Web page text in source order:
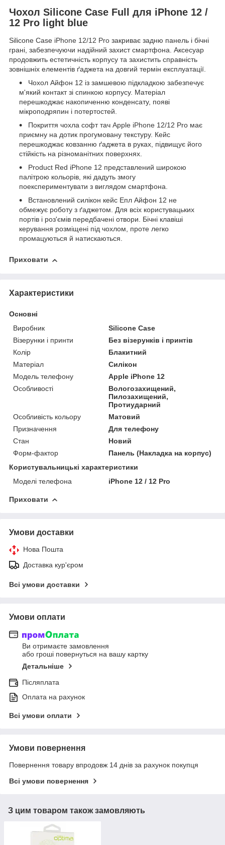
Чохол Silicone Case Full для iPhone 12 /
12 Pro light blue
Silicone Case iPhone 12/12 Pro закриває задню панель і бічні
грані, забезпечуючи надійний захист смартфона. Аксесуар
продовжить естетичність корпусу та захистить справність
зовнішніх елементів ґаджета на довгий термін експлуатації.
Чохол Айфон 12 із замшевою підкладкою забезпечує
м'який контакт зі спинкою корпусу. Матеріал
перешкоджає накопиченню конденсату, появі
мікроподряпин і потертостей.
Покриття чохла софт тач Apple iPhone 12/12 Pro має
приємну на дотик прогумовану текстуру. Кейс
перешкоджає ковзанню ґаджета в руках, підвищує його
стійкість на різноманітних поверхнях.
Product Red iPhone 12 представлений широкою
палітрою кольорів, які дадуть змогу
поекспериментувати з виглядом смартфона.
Встановлений силікон кейс Епл Айфон 12 не
обмежує роботу з ґаджетом. Для всіх користувацьких
портів і роз'ємів передбачені отвори. Бічні клавіші
керування розміщені під чохлом, проте легко
промацуються й натискаються.
Приховати
Характеристики
Основні
Виробник
Silicone Case
Візерунки і принти
Без візерунків і принтів
Колір
Блакитний
Матеріал
Силікон
Модель телефону
Apple iPhone 12
Особливості
Вологозахищений,
Пилозахищений,
Протиударний
Особливість кольору
Матовий
Призначення
Для телефону
Стан
Новий
Форм-фактор
Панель (Накладка на корпус)
Користувальницькі характеристики
Моделі телефона
iPhone 12 / 12 Pro
Приховати
Умови доставки
Нова Пошта
Доставка кур'єром
Всі умови доставки
Умови оплати
Ви отримаєте замовлення
або гроші повернуться на вашу картку
Детальніше
Післяплата
Оплата на рахунок
Всі умови оплати
Умови повернення
Повернення товару впродовж 14 днів за рахунок покупця
Всі умови повернення
З цим товаром також замовляють